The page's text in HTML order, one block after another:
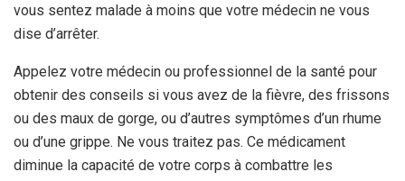
vous sentez malade à moins que votre médecin ne vous
dise d’arrêter.
Appelez votre médecin ou professionnel de la santé pour
obtenir des conseils si vous avez de la fièvre, des frissons
ou des maux de gorge, ou d’autres symptômes d’un rhume
ou d’une grippe. Ne vous traitez pas. Ce médicament
diminue la capacité de votre corps à combattre les